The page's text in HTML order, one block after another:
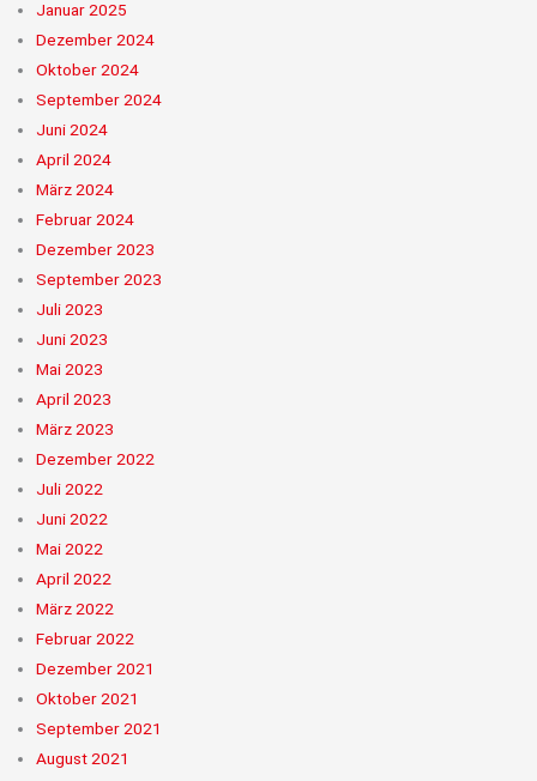
Januar 2025
Dezember 2024
Oktober 2024
September 2024
Juni 2024
April 2024
März 2024
Februar 2024
Dezember 2023
September 2023
Juli 2023
Juni 2023
Mai 2023
April 2023
März 2023
Dezember 2022
Juli 2022
Juni 2022
Mai 2022
April 2022
März 2022
Februar 2022
Dezember 2021
Oktober 2021
September 2021
August 2021